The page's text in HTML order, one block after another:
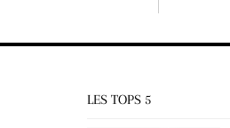
LES TOPS 5